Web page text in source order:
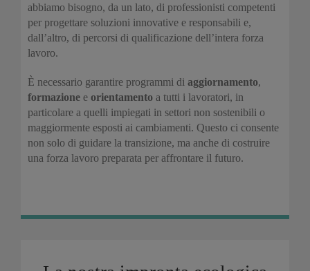
abbiamo bisogno, da un lato, di professionisti competenti
per progettare soluzioni innovative e responsabili e,
dall’altro, di percorsi di qualificazione dell’intera forza
lavoro.
È necessario garantire programmi di aggiornamento,
formazione e orientamento a tutti i lavoratori, in
particolare a quelli impiegati in settori non sostenibili o
maggiormente esposti ai cambiamenti. Questo ci consente
non solo di guidare la transizione, ma anche di costruire
una forza lavoro preparata per affrontare il futuro.